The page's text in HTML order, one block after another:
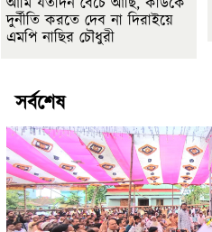
দুর্নীতি করতে দেব না দিরাইয়ে
এমপি নাছির চৌধুরী
সর্বশেষ